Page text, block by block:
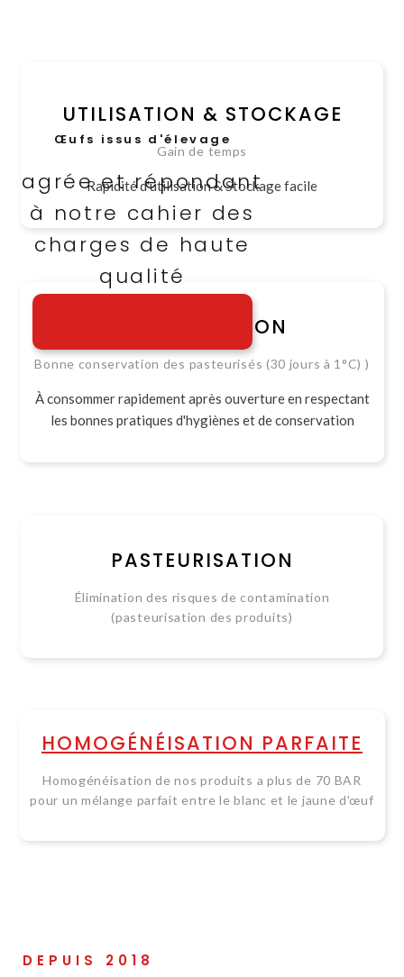
Œufs issus d'élevage
agrée et répondant
à notre cahier des
charges de haute
qualité
UTILISATION & STOCKAGE
Gain de temps
Rapidité d'utilisation & Stockage facile
CONSERVATION
Bonne conservation des pasteurisés (30 jours à 1°C) )
À consommer rapidement après ouverture en respectant
les bonnes pratiques d'hygiènes et de conservation
PASTEURISATION
Élimination des risques de contamination
(pasteurisation des produits)
HOMOGÉNÉISATION PARFAITE
Homogénéisation de nos produits a plus de 70 BAR
pour un mélange parfait entre le blanc et le jaune d'œuf
DEPUIS 2018